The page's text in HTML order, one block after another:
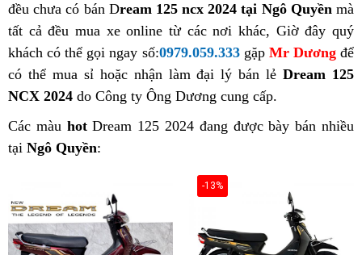
đều chưa có bán Dream 125 ncx 2024 tại Ngô Quyềnmà
tất cả đều mua xe online từ các nơi khác, Giờ đây quý
khách có thể gọi ngay số:0979.059.333gặp Mr Dươngđể
có thể mua sỉ hoặc nhận làm đại lý bán lẻDream 125
NCX 2024 do Công ty Ông Dương cung cấp.
Các màu hotDream 125 2024 đang được bày bán nhiều
tại Ngô Quyền:
-13%